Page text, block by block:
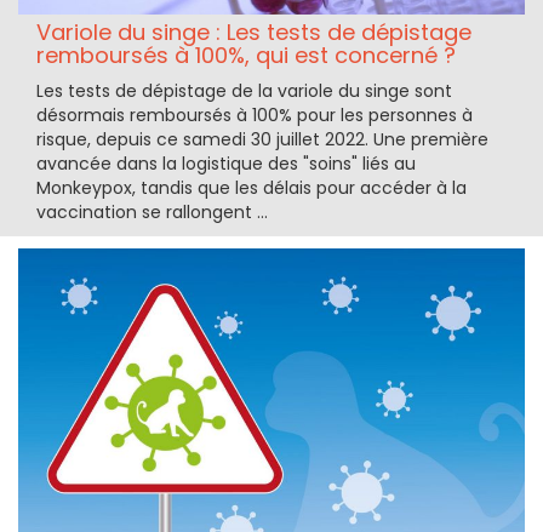
Variole du singe : Les tests de dépistage
remboursés à 100%, qui est concerné ?
Les tests de dépistage de la variole du singe sont
désormais remboursés à 100% pour les personnes à
risque, depuis ce samedi 30 juillet 2022. Une première
avancée dans la logistique des "soins" liés au
Monkeypox, tandis que les délais pour accéder à la
vaccination se rallongent ...